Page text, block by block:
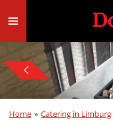
direct
hoofdinhoud
Home » Catering in Limburg